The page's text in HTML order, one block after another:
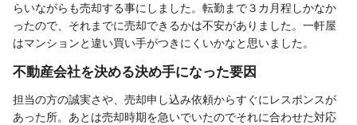
らいながらも売却する事にしました。転勤まで３カ月程しかなか
ったので、それまでに売却できるかは不安がありました。一軒屋
はマンションと違い買い手がつきにくいかなと思いました。
不動産会社を決める決め手になった要因
担当の方の誠実さや、売却申し込み依頼からすぐにレスポンスが
あった所。あとは売却時期を急いでいたのでそれに合わせた対応